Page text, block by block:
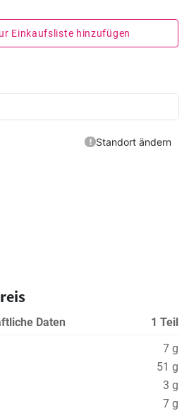
Einkaufsliste hinzufügen
Daten
1 Teil
7 g
51 g
3 g
7 g